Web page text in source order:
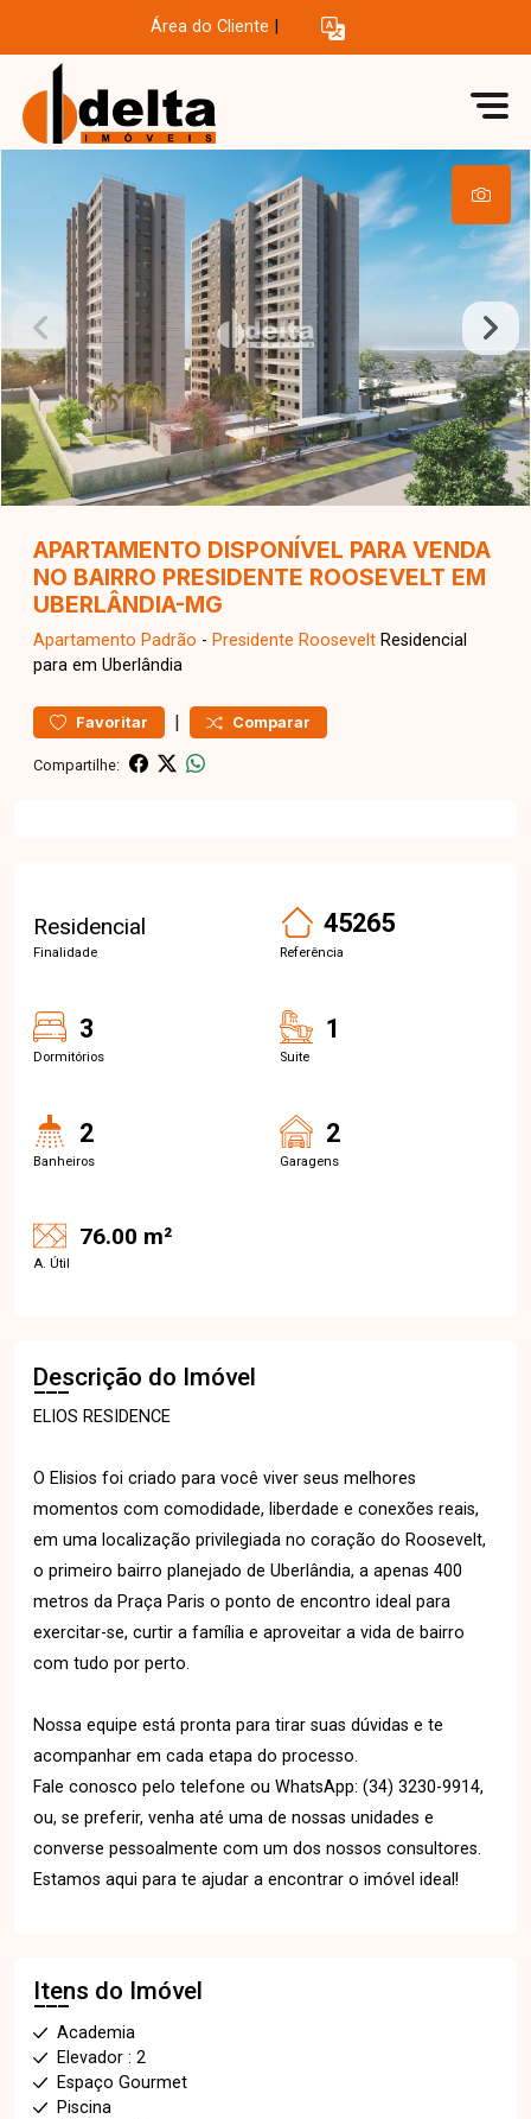
Área do Cliente
APARTAMENTO DISPONÍVEL PARA VENDA
NO BAIRRO PRESIDENTE ROOSEVELT EM
UBERLÂNDIA-MG
Apartamento Padrão - Presidente Roosevelt Residencial
para em Uberlândia
Favoritar | Comparar
Compartilhe:
Residencial
Finalidade
45265
Referência
3
Dormitórios
1
Suite
2
Banheiros
2
Garagens
76.00 m²
A. Útil
Descrição do Imóvel
ELIOS RESIDENCE
O Elisios foi criado para você viver seus melhores
momentos com comodidade, liberdade e conexões reais,
em uma localização privilegiada no coração do Roosevelt,
o primeiro bairro planejado de Uberlândia, a apenas 400
metros da Praça Paris o ponto de encontro ideal para
exercitar-se, curtir a família e aproveitar a vida de bairro
com tudo por perto.
Nossa equipe está pronta para tirar suas dúvidas e te
acompanhar em cada etapa do processo.
Fale conosco pelo telefone ou WhatsApp: (34) 3230-9914,
ou, se preferir, venha até uma de nossas unidades e
converse pessoalmente com um dos nossos consultores.
Estamos aqui para te ajudar a encontrar o imóvel ideal!
Itens do Imóvel
Academia
Elevador : 2
Espaço Gourmet
Piscina